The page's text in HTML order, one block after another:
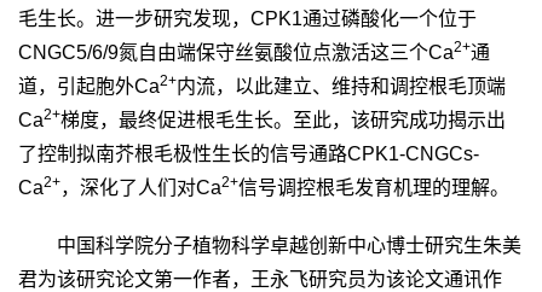
毛生长。进一步研究发现， CPK1通过磷酸化一个位于
CNGC5/6/9氮自由端保守丝氨酸位点激活这三个Ca2+通
道，引起胞外Ca2+内流，以此建立、维持和调控根毛顶端
Ca2+梯度，最终促进根毛生长。至此，该研究成功揭示出
了控制拟南芥根毛极性生长的信号通路CPK1-CNGCs-
Ca2+，深化了人们对Ca2+信号调控根毛发育机理的理解。
中国科学院分子植物科学卓越创新中心博士研究生朱美
君为该研究论文第一作者，王永飞研究员为该论文通讯作